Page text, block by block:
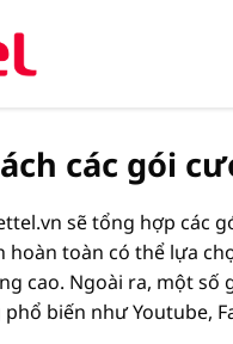
các gói
sẽ tổng hợp các
hoàn toàn có thể lựa
cao. Ngoài ra, một
biến như Youtube,